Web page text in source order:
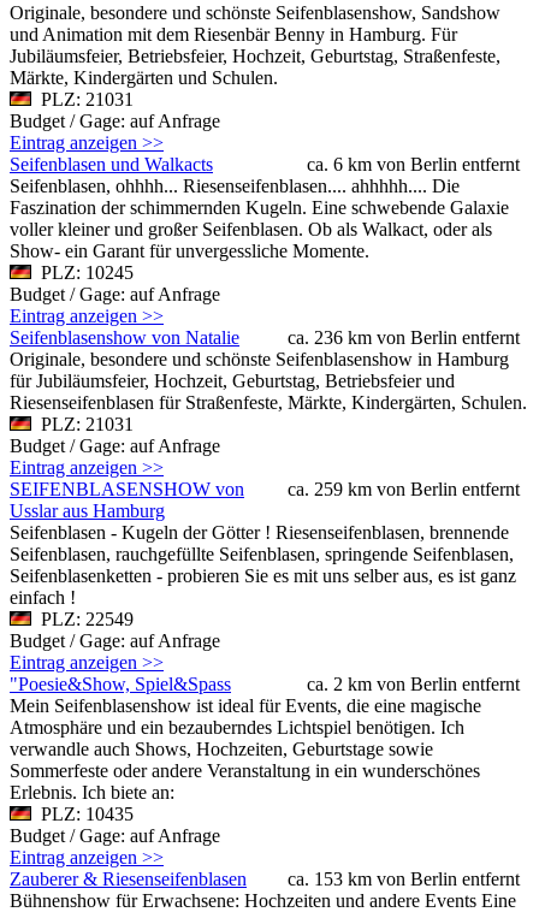
Originale, besondere und schönste Seifenblasenshow, Sandshow
und Animation mit dem Riesenbär Benny in Hamburg. Für
Jubiläumsfeier, Betriebsfeier, Hochzeit, Geburtstag, Straßenfeste,
Märkte, Kindergärten und Schulen.
PLZ: 21031
Budget / Gage: auf Anfrage
Eintrag anzeigen >>
ca. 6 km von Berlin entfernt
Seifenblasen und Walkacts
Seifenblasen, ohhhh... Riesenseifenblasen.... ahhhhh.... Die
Faszination der schimmernden Kugeln. Eine schwebende Galaxie
voller kleiner und großer Seifenblasen. Ob als Walkact, oder als
Show- ein Garant für unvergessliche Momente.
PLZ: 10245
Budget / Gage: auf Anfrage
Eintrag anzeigen >>
ca. 236 km von Berlin entfernt
Seifenblasenshow von Natalie
Originale, besondere und schönste Seifenblasenshow in Hamburg
für Jubiläumsfeier, Hochzeit, Geburtstag, Betriebsfeier und
Riesenseifenblasen für Straßenfeste, Märkte, Kindergärten, Schulen.
PLZ: 21031
Budget / Gage: auf Anfrage
Eintrag anzeigen >>
ca. 259 km von Berlin entfernt
SEIFENBLASENSHOW von
Usslar aus Hamburg
Seifenblasen - Kugeln der Götter ! Riesenseifenblasen, brennende
Seifenblasen, rauchgefüllte Seifenblasen, springende Seifenblasen,
Seifenblasenketten - probieren Sie es mit uns selber aus, es ist ganz
einfach !
PLZ: 22549
Budget / Gage: auf Anfrage
Eintrag anzeigen >>
ca. 2 km von Berlin entfernt
"Poesie&Show, Spiel&Spass
Mein Seifenblasenshow ist ideal für Events, die eine magische
Atmosphäre und ein bezauberndes Lichtspiel benötigen. Ich
verwandle auch Shows, Hochzeiten, Geburtstage sowie
Sommerfeste oder andere Veranstaltung in ein wunderschönes
Erlebnis. Ich biete an:
PLZ: 10435
Budget / Gage: auf Anfrage
Eintrag anzeigen >>
ca. 153 km von Berlin entfernt
Zauberer & Riesenseifenblasen
Bühnenshow für Erwachsene: Hochzeiten und andere Events Eine